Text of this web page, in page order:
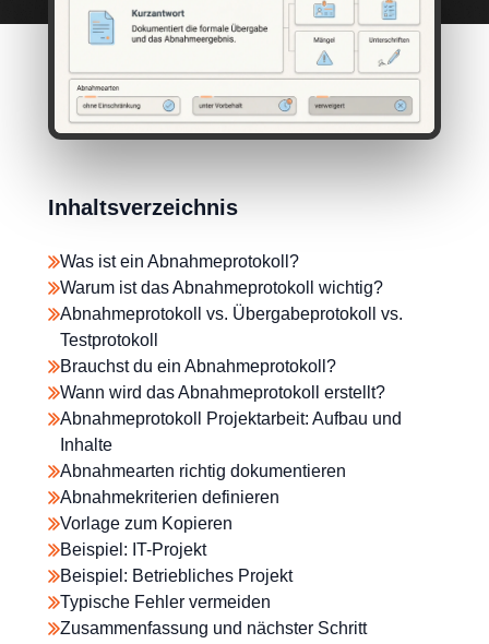
Inhaltsverzeichnis
Was ist ein Abnahmeprotokoll?
Warum ist das Abnahmeprotokoll wichtig?
Abnahmeprotokoll vs. Übergabeprotokoll vs.
Testprotokoll
Brauchst du ein Abnahmeprotokoll?
Wann wird das Abnahmeprotokoll erstellt?
Abnahmeprotokoll Projektarbeit: Aufbau und
Inhalte
Abnahmearten richtig dokumentieren
Abnahmekriterien definieren
Vorlage zum Kopieren
Beispiel: IT-Projekt
Beispiel: Betriebliches Projekt
Typische Fehler vermeiden
Zusammenfassung und nächster Schritt